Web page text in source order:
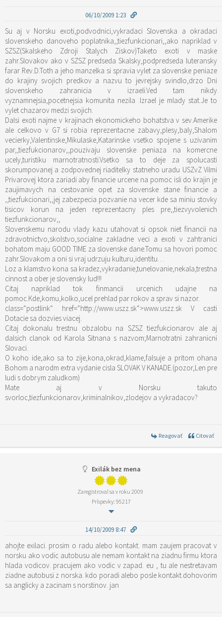
06/10/2009 1:23
Su aj v Norsku exoti,podvodnici,vykradaci Slovenska a okradaci
slovenskeho danoveho poplatnika,,tiezfunkcionari,,ako napriklad v
SZSZ(Skalskeho Zdroji Stalych Ziskov)Taketo exoti v maske
zahr.Slovakov ako v SZSZ predseda Skalsky,podpredseda luteransky
farar Rev.D.Toth a jeho manzelka si spravia vylet za slovenske peniaze
do krajiny svojich predkov a nazvu to jevrejsky svindlo,drzo Dni
slovenskeho zahranicia v izraeli.Ved tam nikdy
vyznamnejsia,pocetnejsia komunita nezila .Izrael je mlady stat.Je to
vylet chazarov medzi svojich.
Dalsi exoti najme v krajinach ekonomickeho bohatstva v sev.Amerike
ale celkovo v G7 si robia reprezentacne zabavy,plesy,baly,Shalom
vecierky,Valentinske,Mikulaske,Katarinske vsetko spojene s uzivanim
par,,tiezfukcionarov,,pouzivaju slovenske peniaza na komercne
ucely,turistiku marnotratnosti.Vsetko sa to deje za spolucasti
skorumpovanej a zodpovednej riaditelky statneho uradu USZvZ Vilmi
Privarovej ktora zariadi aby financie urcene na pomoc isli do krajin je
zaujimavych na cestovanie opet za slovenske stane financie a
,,tiezfukcionari,,jej zabezpecia pozvanie na vecer kde sa miniu stovky
tisicov korun na jeden reprezentacny ples pre,,tiezvyvolenich
tiezfunkcionarov,,
Slovenskemu narodu vlady kazu utahovat si opsok niet financii na
zdravotnictvo,skolstvo,socialne zakladne veci a exoti v zahtranici
bohatom maju GOOD TIME za slovenske dane.Tomu sa hovori pomoc
zahr.Slovakom a oni si vraj udrzuju kulturu,identitu…
Loz a klamstvo kona sa kradez,vykradanie,tunelovanie,nekala,trestna
cinnost a ober je slovensky lud!!!
Citaj napriklad tok finmancii urcenich udajne na
pomoc.Kde,komu,kolko,ucel prehlad par rokov a sprav si nazor.
class=“postlink“ href=“http://www.uszz.sk“>www.uszz.sk V casti
Dotacie sa dozvies viacej.
Citaj dokonalu trestnu obzalobu na SZSZ tiezfukcionarov ale aj
dalsich clanok od Karola Sitnana s nazvom;Marnotratni zahranicni
Slovaci.
O koho ide,ako sa to zije,kona,okrad,klame,falsuje a pritom ohana
Bohom a narodm extra vydanie cisla SLOVAK V KANADE.(pozor,Len pre
ludi s dobrym zaludkom)
Mate aj v Norsku takuto
svorloc,tiezfunkcionarov,kriminalnikov,zlodejov a vykradacov?
Reagovať Citovať
Exilák bez mena
Zaregistroval sa v roku 2009
Príspevky: 95217
14/10/2009 8:47
ahojte exilaci. prosim o radu alebo kontakt. mam zaujem pracovat v
norsku ako vodic autobusu ale nemam kontakt na ziadnu firmu ktora
hlada vodicov. pracujem ako vodic v zapad. eu , tu ale nestretavam
ziadne autobusi z norska. kdo poradi alebo posle kontakt.dohovorim
sa anglicky a zacinam s norstinov. jan